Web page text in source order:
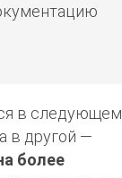
в следующем.
в другой —
более